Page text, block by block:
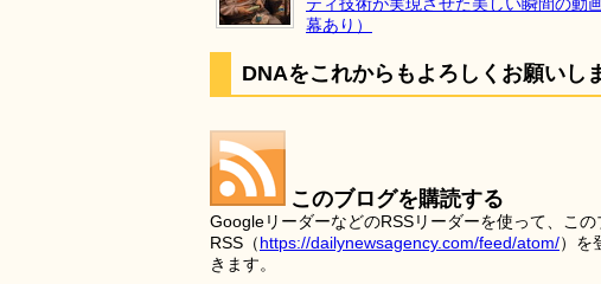
幕あり）
DNAをこれからもよろしくお願いし
このブログを購読する
GoogleリーダーなどのRSSリーダーを使って、こ
RSS（https://dailynewsagency.com/feed/atom/）を
きます。